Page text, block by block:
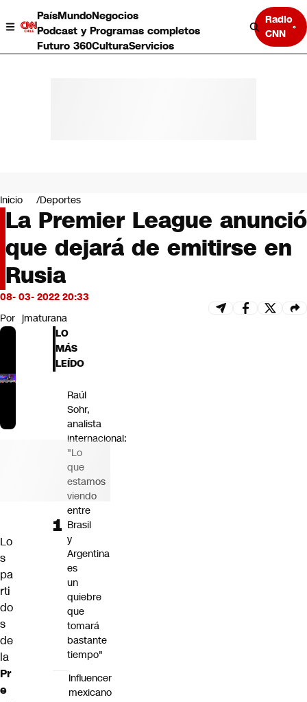
PaísMundoNegocios
Podcast y Programas completos
Futuro 360CulturaServicios
Radio
CNN
Negocios
Deportes
Programas completos
Cultura
Servicios
Bits
CNN tiempo
Futuro 360
Opinión
Inicio Deportes
La Premier League anunció
que dejará de emitirse en
Rusia
08- 03- 2022 20:33
Por jmaturana
Lo
s
pa
rti
do
s
de
la
Pr
e
LO
MÁS
LEÍDO
Raúl
Sohr,
analista
internacional:
"Lo
que
estamos
viendo
entre
Brasil
y
Argentina
es
un
quiebre
que
tomará
bastante
tiempo"
Influencer
mexicano